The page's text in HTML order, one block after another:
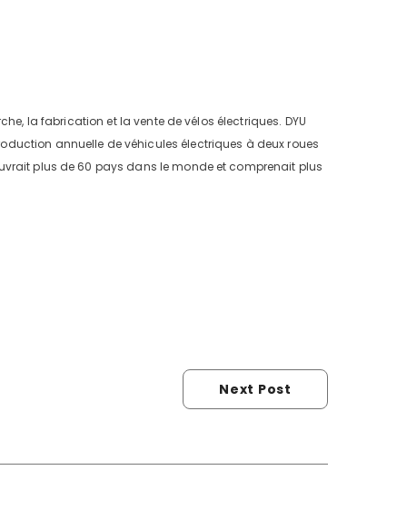
la fabrication et la vente de vélos électriques. DYU
annuelle de véhicules électriques à deux roues
plus de 60 pays dans le monde et comprenait plus
Next Post